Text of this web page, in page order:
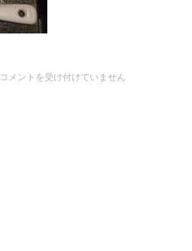
コメントを受け付けていません